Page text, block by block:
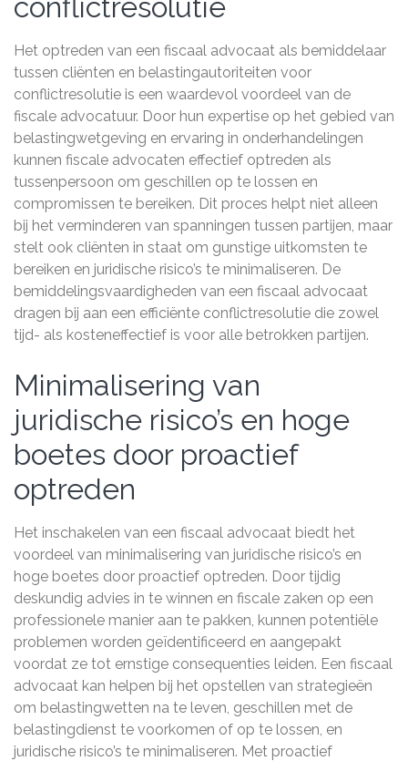
conflictresolutie
Het optreden van een fiscaal advocaat als bemiddelaar
tussen cliënten en belastingautoriteiten voor
conflictresolutie is een waardevol voordeel van de
fiscale advocatuur. Door hun expertise op het gebied van
belastingwetgeving en ervaring in onderhandelingen
kunnen fiscale advocaten effectief optreden als
tussenpersoon om geschillen op te lossen en
compromissen te bereiken. Dit proces helpt niet alleen
bij het verminderen van spanningen tussen partijen, maar
stelt ook cliënten in staat om gunstige uitkomsten te
bereiken en juridische risico’s te minimaliseren. De
bemiddelingsvaardigheden van een fiscaal advocaat
dragen bij aan een efficiënte conflictresolutie die zowel
tijd- als kosteneffectief is voor alle betrokken partijen.
Minimalisering van
juridische risico’s en hoge
boetes door proactief
optreden
Het inschakelen van een fiscaal advocaat biedt het
voordeel van minimalisering van juridische risico’s en
hoge boetes door proactief optreden. Door tijdig
deskundig advies in te winnen en fiscale zaken op een
professionele manier aan te pakken, kunnen potentiële
problemen worden geïdentificeerd en aangepakt
voordat ze tot ernstige consequenties leiden. Een fiscaal
advocaat kan helpen bij het opstellen van strategieën
om belastingwetten na te leven, geschillen met de
belastingdienst te voorkomen of op te lossen, en
juridische risico’s te minimaliseren. Met proactief